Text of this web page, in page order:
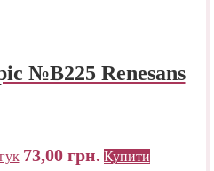
№B225 Renesans
73,00 грн. Купити